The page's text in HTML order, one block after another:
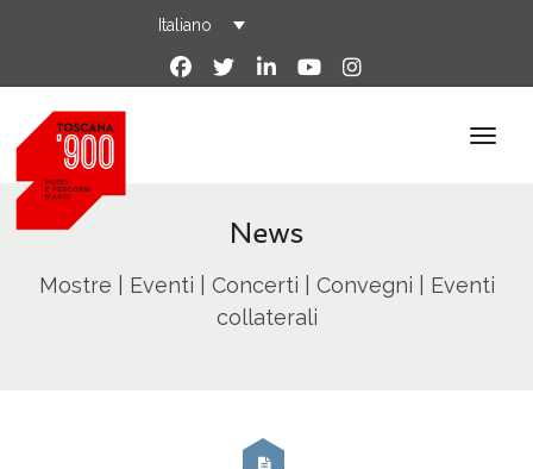
Italiano
News
Mostre | Eventi | Concerti | Convegni | Eventi
collaterali